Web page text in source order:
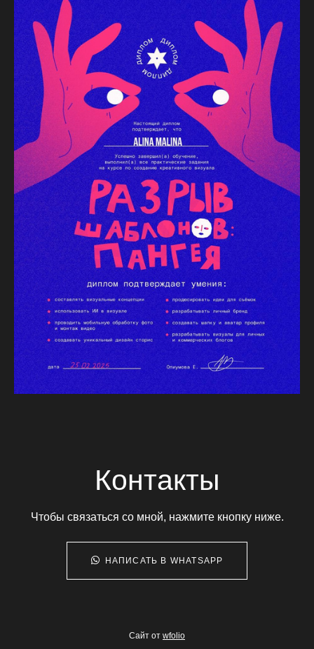
Контакты
Чтобы связаться со мной, нажмите кнопку ниже.
НАПИСАТЬ В WHATSAPP
Сайт от wfolio